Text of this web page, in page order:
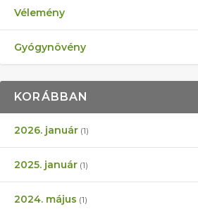
Vélemény
Gyógynövény
KORÁBBAN
2026. január (1)
2025. január (1)
2024. május (1)